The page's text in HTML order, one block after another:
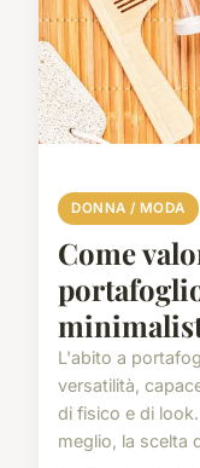
DONNA / MODA
Come
L'abito a
versatilità,
di fisico e di
meglio, la scelta